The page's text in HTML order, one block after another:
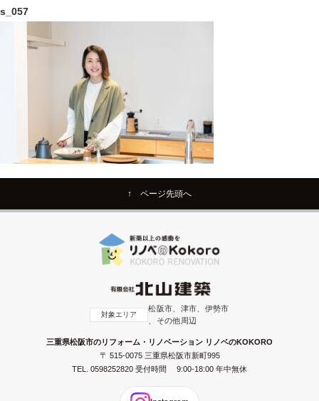
s_057
↑ ページ先頭へ
対象エリア
松阪市、津市、伊勢市
、その他周辺
三重県松阪市のリフォーム・リノベーション リノベのKOKORO
〒 515-0075 三重県松阪市新町995
TEL. 0598252820 受付時間 9:00-18:00 年中無休